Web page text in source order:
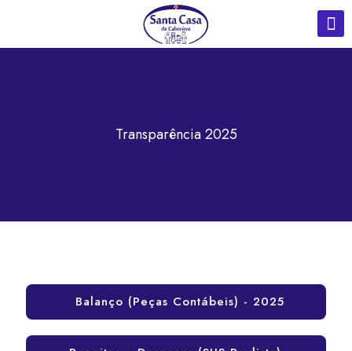
Transparência 2025
Balanço (Peças Contábeis) - 2025